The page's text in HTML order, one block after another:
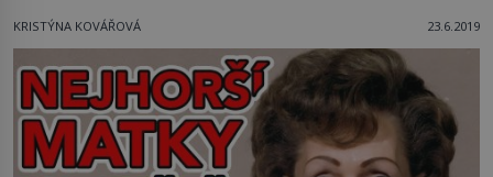
KRISTÝNA KOVÁŘOVÁ 23.6.2019